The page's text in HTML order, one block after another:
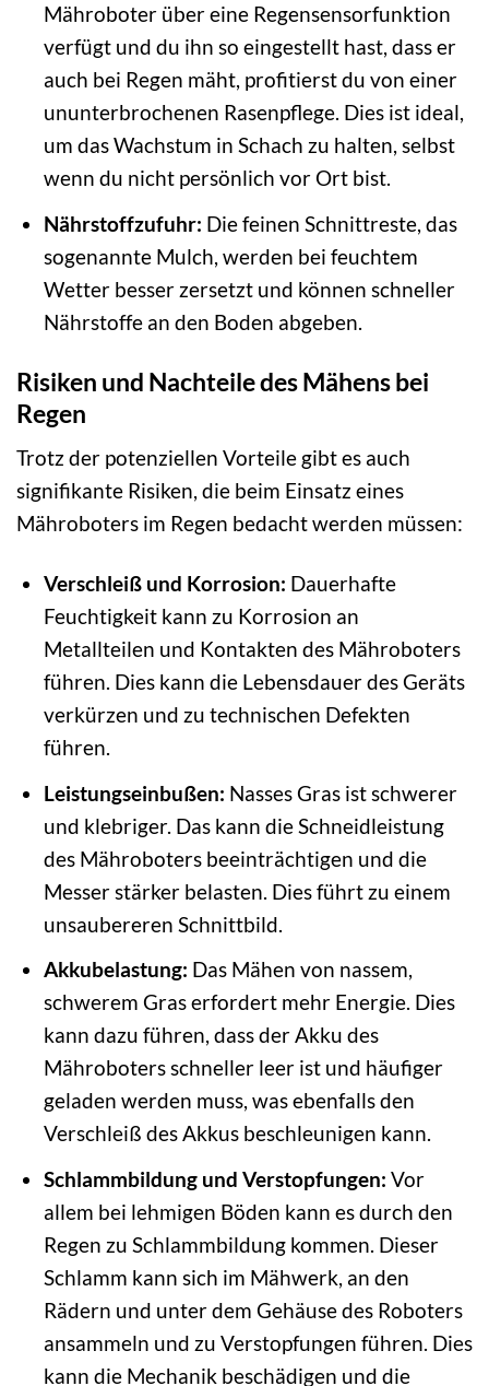
Mähroboter über eine Regensensorfunktion
verfügt und du ihn so eingestellt hast, dass er
auch bei Regen mäht, profitierst du von einer
ununterbrochenen Rasenpflege. Dies ist ideal,
um das Wachstum in Schach zu halten, selbst
wenn du nicht persönlich vor Ort bist.
Nährstoffzufuhr: Die feinen Schnittreste, das
sogenannte Mulch, werden bei feuchtem
Wetter besser zersetzt und können schneller
Nährstoffe an den Boden abgeben.
Risiken und Nachteile des Mähens bei
Regen
Trotz der potenziellen Vorteile gibt es auch
signifikante Risiken, die beim Einsatz eines
Mähroboters im Regen bedacht werden müssen:
Verschleiß und Korrosion: Dauerhafte
Feuchtigkeit kann zu Korrosion an
Metallteilen und Kontakten des Mähroboters
führen. Dies kann die Lebensdauer des Geräts
verkürzen und zu technischen Defekten
führen.
Leistungseinbußen: Nasses Gras ist schwerer
und klebriger. Das kann die Schneidleistung
des Mähroboters beeinträchtigen und die
Messer stärker belasten. Dies führt zu einem
unsaubereren Schnittbild.
Akkubelastung: Das Mähen von nassem,
schwerem Gras erfordert mehr Energie. Dies
kann dazu führen, dass der Akku des
Mähroboters schneller leer ist und häufiger
geladen werden muss, was ebenfalls den
Verschleiß des Akkus beschleunigen kann.
Schlammbildung und Verstopfungen: Vor
allem bei lehmigen Böden kann es durch den
Regen zu Schlammbildung kommen. Dieser
Schlamm kann sich im Mähwerk, an den
Rädern und unter dem Gehäuse des Roboters
ansammeln und zu Verstopfungen führen. Dies
kann die Mechanik beschädigen und die